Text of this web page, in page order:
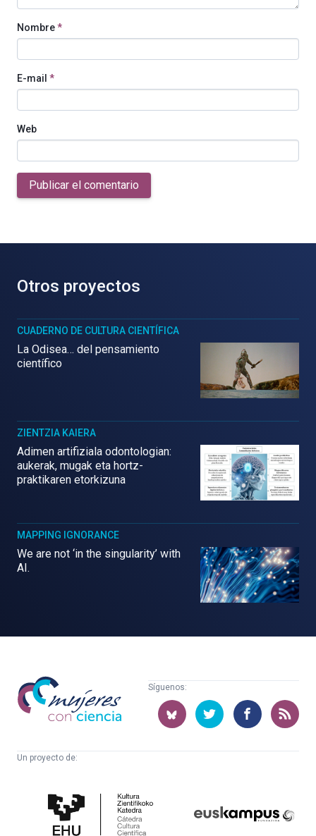
Nombre*
E-mail *
Web
Publicar el comentario
Otros proyectos
CUADERNO DE CULTURA CIENTÍFICA
La Odisea… del pensamiento
científico
ZIENTZIA KAIERA
Adimen artifiziala odontologian:
aukerak, mugak eta hortz-
praktikaren etorkizuna
MAPPING IGNORANCE
We are not ‘in the singularity’ with
AI.
Mujeres
con
ciencia
Síguenos:
Un proyecto de:
Cultura
Científica